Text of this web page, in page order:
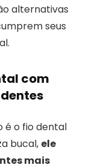
alternativas
seus
com
é o fio dental
bucal, ele
mais